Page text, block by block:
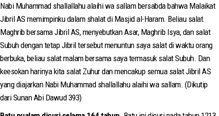
Nabi Muhammad shallallahu alaihi wa sallam bersabda bahwa Malaikat
Jibril AS memimpinku dalam shalat di Masjid al-Haram. Beliau salat
Maghrib bersama Jibril AS, menyebutkan Asar, Maghrib Isya, dan salat
Subuh dengan tetap Jibril tersebut menuntun saya salat di waktu orang
berbuka, beliau salat malam bersama saya termasuk salat Subuh. Dan
keesokan harinya kita salat Zuhur dan mencakup semua salat Jibril AS
yang diajarkan Nabi Muhammad shallallahu alaihi wa sallam. (Dikutip
dari Sunan Abi Dawud 393)